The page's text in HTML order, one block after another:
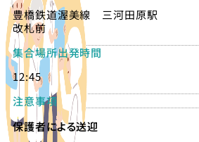
豊橋鉄道渥美線 三河田原駅
改札前
集合場所出発時間
12:45
注意事項
保護者による送迎